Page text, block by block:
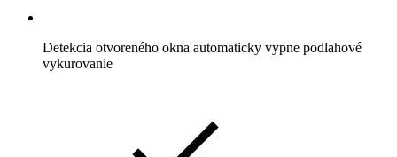
Detekcia otvoreného okna automaticky vypne podlahové
vykurovanie